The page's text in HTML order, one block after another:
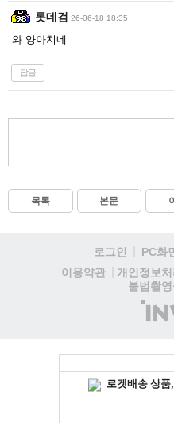
롯데검 26-06-18 18:35
와 양아치네
답글
목록 본문
로그인 PC화
이용약관
개인정보처
불법촬